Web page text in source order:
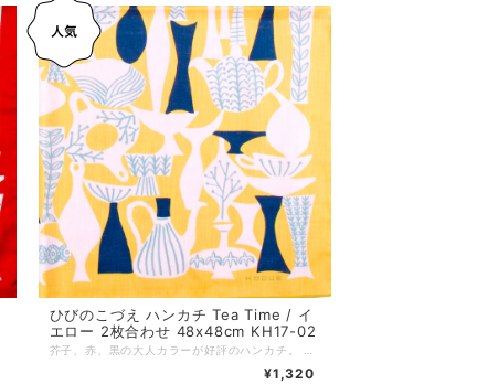
ひびのこづえ ハンカチ Tea Time / イ
エロー 2枚合わせ 48x48cm KH17-02
¥1,320